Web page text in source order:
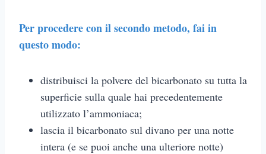
Per procedere con il secondo metodo, fai in
questo modo:
distribuisci la polvere del bicarbonato su tutta la
superficie sulla quale hai precedentemente
utilizzato l’ammoniaca;
lascia il bicarbonato sul divano per una notte
intera (e se puoi anche una ulteriore notte)